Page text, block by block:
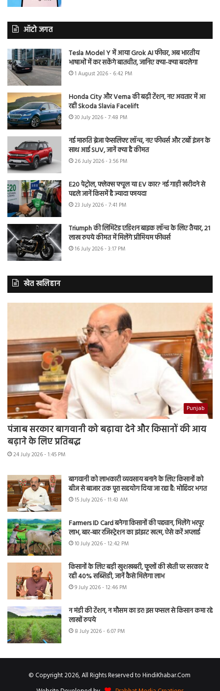
ऑटो जगत
Tesla Model Y में आया Grok AI फीचर, अब भारतीय
भाषाओं में कर सकेंगे बातचीत, जानिए क्या-क्या बदलेगा
1 August 2026 - 6:42 PM
Honda City और Verna की बढ़ी टेंशन, नए अवतार में आ
रही Skoda Slavia Facelift
30 July 2026 - 7:48 PM
नई मारुति ब्रेजा फेसलिफ्ट लॉन्च, नए फीचर्स और टर्बो इंजन के
साथ आई SUV, जानें क्या है कीमत
26 July 2026 - 3:56 PM
E20 पेट्रोल, फ्लेक्स फ्यूल या EV कार? नई गाड़ी खरीदने से
पहले जानें किसमें है ज्यादा फायदा
23 July 2026 - 7:41 PM
Triumph की लिमिटेड एडिशन बाइक लॉन्च के लिए तैयार, 21
लाख रुपये कीमत में मिलेंगे प्रीमियम फीचर्स
16 July 2026 - 3:17 PM
खेत खलिहान
Punjab
पंजाब सरकार बागवानी को बढ़ावा देने और किसानों की आय
बढ़ाने के लिए प्रतिबद्ध
24 July 2026 - 1:45 PM
बागवानी को लाभकारी व्यवसाय बनाने के लिए किसानों को
बीज से बाजार तक पूरा सहयोग दिया जा रहा है: मोहिंदर भगत
15 July 2026 - 11:43 AM
Farmers ID Card बनेगा किसानों की पहचान, मिलेंगे भरपूर
लाभ, बार-बार रजिस्ट्रेशन का झंझट खत्म, ऐसे करें अप्लाई
10 July 2026 - 12:42 PM
किसानों के लिए बड़ी खुशखबरी, फूलों की खेती पर सरकार दे
रही 40% सब्सिडी, जानें कैसे मिलेगा लाभ
9 July 2026 - 12:46 PM
न मंडी की टेंशन, न मौसम का डर! इस फसल से किसान कमा रहे
लाखों रुपये
8 July 2026 - 6:07 PM
© Copyright 2026, All Rights Reserved to HindiKhabar.Com